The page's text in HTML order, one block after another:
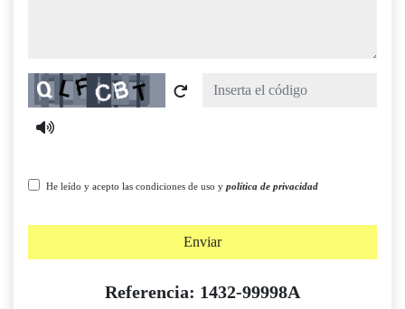
Captcha
He leído y acepto las condiciones de uso y política de privacidad
Enviar
Referencia: 1432-99998A